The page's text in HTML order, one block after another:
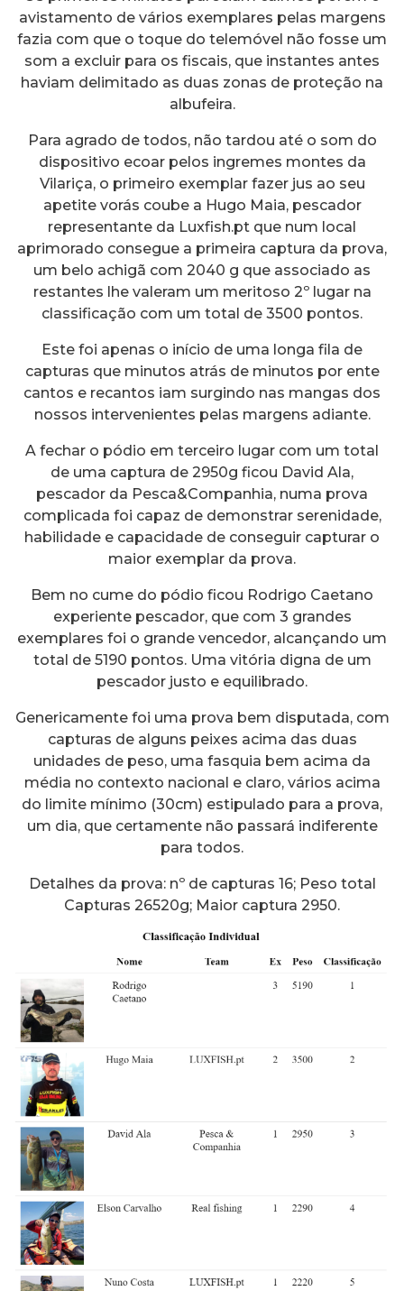
avistamento de vários exemplares pelas margens
fazia com que o toque do telemóvel não fosse um
som a excluir para os fiscais, que instantes antes
haviam delimitado as duas zonas de proteção na
albufeira.
Para agrado de todos, não tardou até o som do
dispositivo ecoar pelos ingremes montes da
Vilariça, o primeiro exemplar fazer jus ao seu
apetite vorás coube a Hugo Maia, pescador
representante da Luxfish.pt que num local
aprimorado consegue a primeira captura da prova,
um belo achigã com 2040 g que associado as
restantes lhe valeram um meritoso 2º lugar na
classificação com um total de 3500 pontos.
Este foi apenas o início de uma longa fila de
capturas que minutos atrás de minutos por ente
cantos e recantos iam surgindo nas mangas dos
nossos intervenientes pelas margens adiante.
A fechar o pódio em terceiro lugar com um total
de uma captura de 2950g ficou David Ala,
pescador da Pesca&Companhia, numa prova
complicada foi capaz de demonstrar serenidade,
habilidade e capacidade de conseguir capturar o
maior exemplar da prova.
Bem no cume do pódio ficou Rodrigo Caetano
experiente pescador, que com 3 grandes
exemplares foi o grande vencedor, alcançando um
total de 5190 pontos. Uma vitória digna de um
pescador justo e equilibrado.
Genericamente foi uma prova bem disputada, com
capturas de alguns peixes acima das duas
unidades de peso, uma fasquia bem acima da
média no contexto nacional e claro, vários acima
do limite mínimo (30cm) estipulado para a prova,
um dia, que certamente não passará indiferente
para todos.
Detalhes da prova: nº de capturas 16; Peso total
Capturas 26520g; Maior captura 2950.